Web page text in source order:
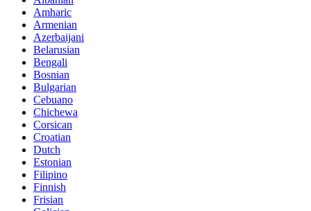
Amharic
Armenian
Azerbaijani
Belarusian
Bengali
Bosnian
Bulgarian
Cebuano
Chichewa
Corsican
Croatian
Dutch
Estonian
Filipino
Finnish
Frisian